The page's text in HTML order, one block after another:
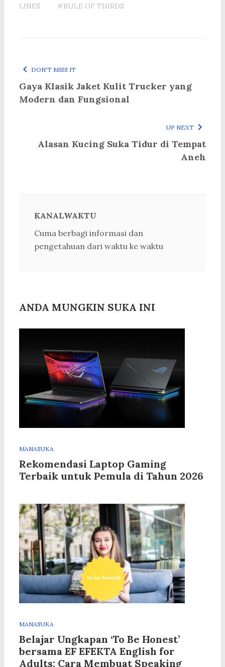
LINES #RULE OF THIRDS
DON'T MISS IT
Gaya Klasik Jaket Kulit Trucker yang
Modern dan Fungsional
UP NEXT
Alasan Kucing Suka Tidur di Tempat
Aneh
KANALWAKTU
Cuma berbagi informasi dan
pengetahuan dari waktu ke waktu
ANDA MUNGKIN SUKA INI
MANASUKA
Rekomendasi Laptop Gaming
Terbaik untuk Pemula di Tahun 2026
MANASUKA
Belajar Ungkapan ‘To Be Honest’
bersama EF EFEKTA English for
Adults: Cara Membuat Speaking